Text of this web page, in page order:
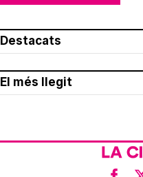
Destacats
El més llegit